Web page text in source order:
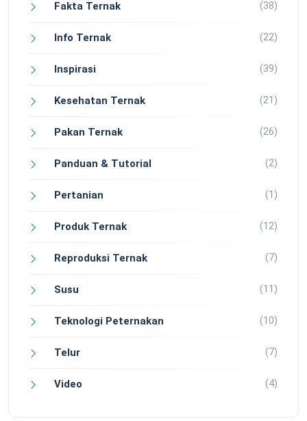
Fakta Ternak (38)
Info Ternak (22)
Inspirasi (39)
Kesehatan Ternak (21)
Pakan Ternak (26)
Panduan & Tutorial (2)
Pertanian (1)
Produk Ternak (12)
Reproduksi Ternak (7)
Susu (11)
Teknologi Peternakan (10)
Telur (7)
Video (4)